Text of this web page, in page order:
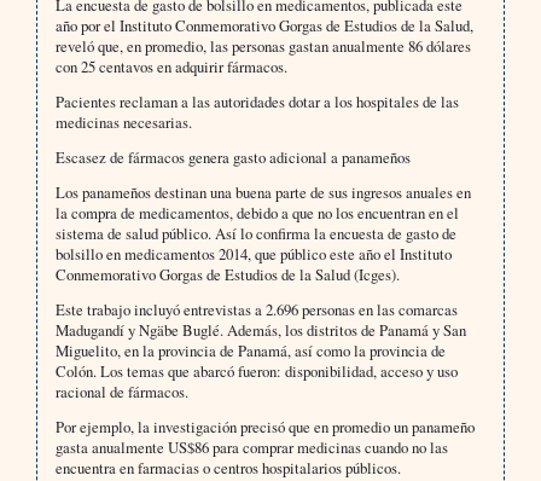
La encuesta de gasto de bolsillo en medicamentos, publicada este
año por el Instituto Conmemorativo Gorgas de Estudios de la Salud,
reveló que, en promedio, las personas gastan anualmente 86 dólares
con 25 centavos en adquirir fármacos.
Pacientes reclaman a las autoridades dotar a los hospitales de las
medicinas necesarias.
Escasez de fármacos genera gasto adicional a panameños
Los panameños destinan una buena parte de sus ingresos anuales en
la compra de medicamentos, debido a que no los encuentran en el
sistema de salud público. Así lo confirma la encuesta de gasto de
bolsillo en medicamentos 2014, que público este año el Instituto
Conmemorativo Gorgas de Estudios de la Salud (Icges).
Este trabajo incluyó entrevistas a 2.696 personas en las comarcas
Madugandí y Ngäbe Buglé. Además, los distritos de Panamá y San
Miguelito, en la provincia de Panamá, así como la provincia de
Colón. Los temas que abarcó fueron: disponibilidad, acceso y uso
racional de fármacos.
Por ejemplo, la investigación precisó que en promedio un panameño
gasta anualmente US$86 para comprar medicinas cuando no las
encuentra en farmacias o centros hospitalarios públicos.